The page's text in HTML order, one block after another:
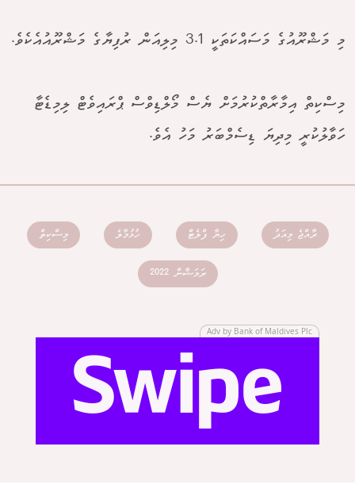
މި މަޝްރޫއުގެ މަސައްކަތަކީ 3.1 މިލިއަން ރުފިޔާގެ މަޝްރޫއުއެކެވެ.
މިސްކިތް އިމާރާތްކުރުމަށް ޔެސް މޯލްޑިވްސް ޕްރައިވެޓް ލިމިޑެޓާ
ހަވާލުކުރީ މިދިޔަ ޑިސެމްބަރު މަހު އެވެ.
ރާއްޖެ މިއަދު ހިޔާ ފްލެޓް ހުޅުމާލެ މިސްކިތް
ރަމަޟާން 2022
Adv by Bank of Maldives Plc